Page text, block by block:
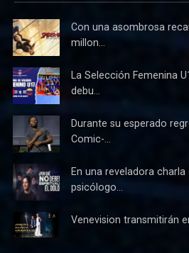
Con una asombrosa
millon...
La Selección Femenina
debu...
Durante su esperado
Comic-...
En una reveladora charla
psicólogo...
Venevision transmitirán